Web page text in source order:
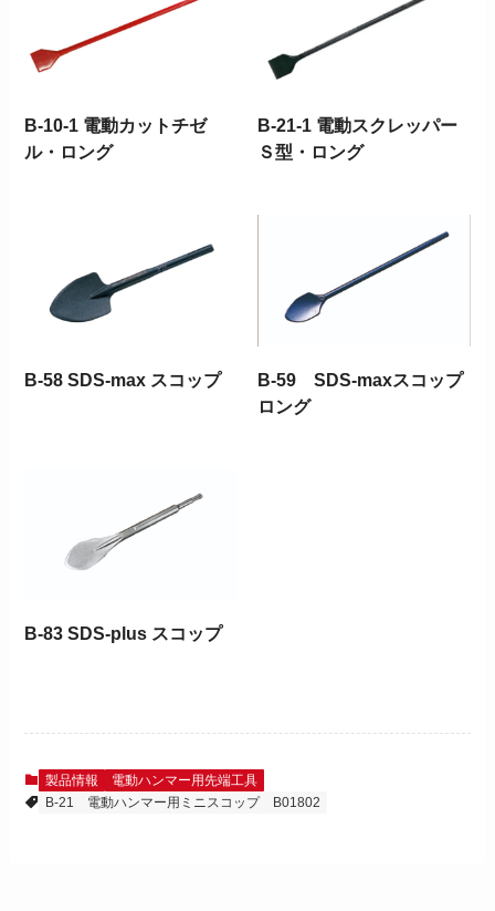
B-10-1 電動カットチゼ
ル・ロング
B-21-1 電動スクレッパー
Ｓ型・ロング
B-58 SDS-max スコップ
B-59 SDS-maxスコップ
ロング
B-83 SDS-plus スコップ
製品情報
電動ハンマー用先端工具
B-21
電動ハンマー用ミニスコップ B01802